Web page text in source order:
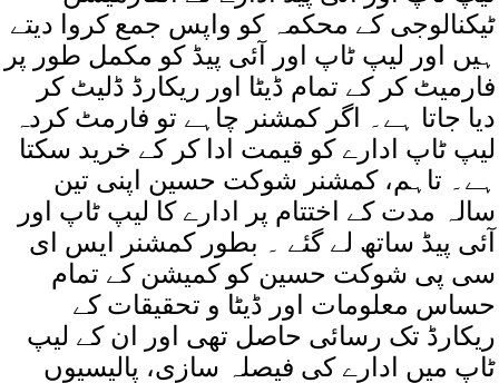
ٹیکنالوجی کے محکمہ کو واپس جمع کروا دیتے
ہیں اور لیپ ٹاپ اور آئی پیڈ کو مکمل طور پر
فارمیٹ کر کے تمام ڈیٹا اور ریکارڈ ڈلیٹ کر
دیا جاتا ہے۔ اگر کمشنر چاہے تو فارمٹ کردہ
لیپ ٹاپ ادارے کو قیمت ادا کر کے خرید سکتا
ہے۔ تاہم، کمشنر شوکت حسین اپنی تین
سالہ مدت کے اختتام پر ادارے کا لیپ ٹاپ اور
آئی پیڈ ساتھ لے گئے ۔ بطور کمشنر ایس ای
سی پی شوکت حسین کو کمیشن کے تمام
حساس معلومات اور ڈیٹا و تحقیقات کے
ریکارڈ تک رسائی حاصل تھی اور ان کے لیپ
ٹاپ میں ادارے کی فیصلہ سازی، پالیسیوں